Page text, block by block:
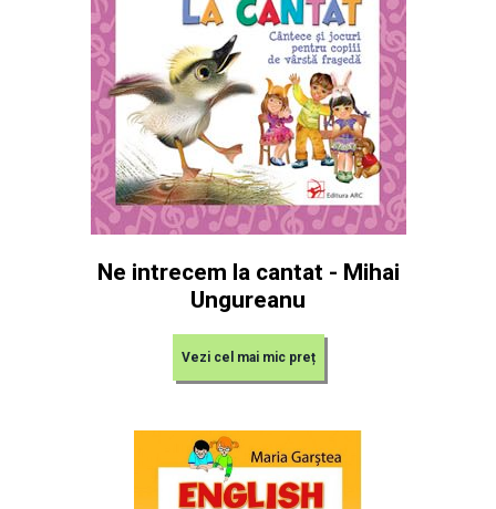
Ne intrecem la cantat - Mihai
Ungureanu
Vezi cel mai mic preț